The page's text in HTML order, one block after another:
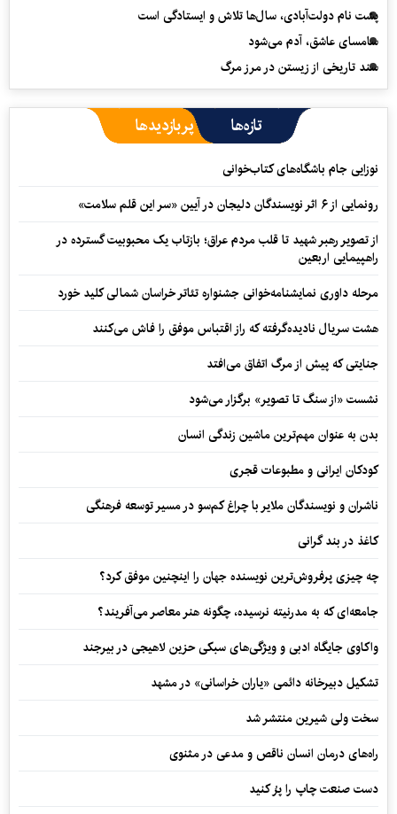
پشت نام دولت‌آبادی، سال‌ها تلاش و ایستادگی است
سامسای عاشق، آدم می‌شود
سند تاریخی از زیستن در مرز مرگ
تازه‌ها پربازدیدها
نوزایی جام باشگاه‌های کتاب‌خوانی
رونمایی از ۶ اثر نویسندگان دلیجان در آیین «سر این قلم سلامت»
از تصویر رهبر شهید تا قلب مردم عراق؛ بازتاب یک محبوبیت گسترده در
راهپیمایی اربعین
مرحله داوری نمایشنامه‌خوانی جشنواره تئاتر خراسان شمالی کلید خورد
هشت سریال نادیده‌گرفته که راز اقتباس موفق را فاش می‌کنند
جنایتی که پیش از مرگ اتفاق می‌افتد
نشست «از سنگ تا تصویر» برگزار می‌شود
بدن به عنوان مهم‌ترین ماشین زندگی انسان
کودکان ایرانی و مطبوعات قجری
ناشران و نویسندگان ملایر با چراغ کم‌سو در مسیر توسعه فرهنگی
کاغذ در بند گرانی
چه چیزی پرفروش‌ترین نویسنده جهان را اینچنین موفق کرد؟
جامعه‌ای که به مدرنیته نرسیده، چگونه هنر معاصر می‌آفریند؟
واکاوی جایگاه ادبی و ویژگی‌های سبکی حزین لاهیجی در بیرجند
تشکیل دبیرخانه دائمی «یاران خراسانی» در مشهد
سخت ولی شیرین منتشر شد
راه‌های درمان انسان ناقص و مدعی در مثنوی
دست صنعت چاپ را پرُ کنید